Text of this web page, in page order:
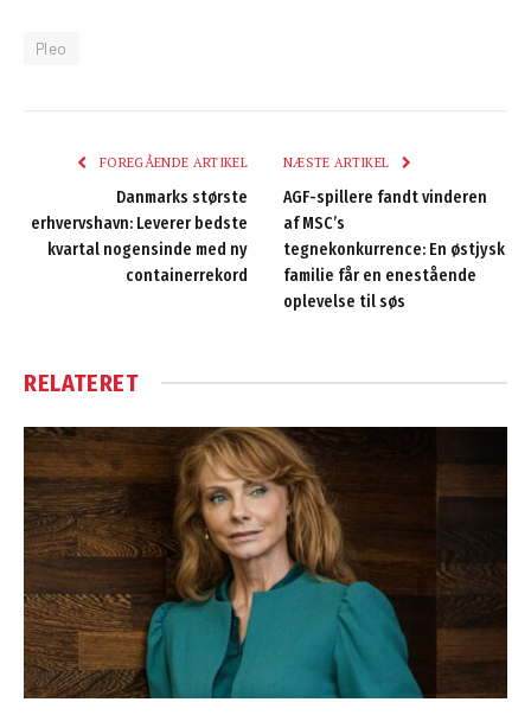
Pleo
FOREGÅENDE ARTIKEL
Danmarks største
erhvervshavn: Leverer bedste
kvartal nogensinde med ny
containerrekord
NÆSTE ARTIKEL
AGF-spillere fandt vinderen
af MSC’s
tegnekonkurrence: En østjysk
familie får en enestående
oplevelse til søs
RELATERET